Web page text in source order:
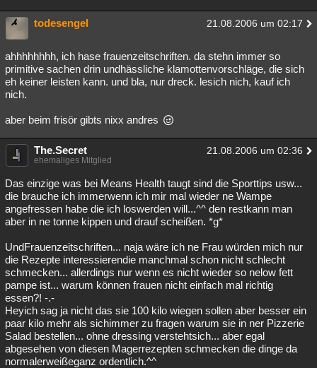
todesengel 21.08.2006 um 02:17
ahhhhhhhh, ich hase frauenzeitschriften. da stehn immer so
primitive sachen drin undhässliche klamottenvorschläge, die sich
eh keiner leisten kann. und bla, nur dreck. lesich nich, kauf ich
nich.
aber beim frisör gibts nixx andres
The.Secret 21.08.2006 um 02:36
ehemaliges Mitglied
Das einzige was bei Means Health taugt sind die Sporttips usw...
die brauche ich immerwenn ich mir mal wieder ne Wampe
angefressen habe die ich loswerden will...^^ den restkann man
aber in ne tonne kippen und drauf scheißen. *g*
UndFrauenzeitschriften... naja wäre ich ne Frau würden mich nur
die Rezepte interessierendie manchmal schon nicht schlecht
schmecken... allerdings nur wenn es nicht wieder so nelow fett
pampe ist... warum können frauen nicht einfach mal richtig
essen?! -.-
Heyich sag ja nicht das sie 100 kilo wiegen sollen aber besser ein
paar kilo mehr als sichimmer zu fragen warum sie in ner Pizzerie
Salad bestellen... ohne dressing verstehtsich... aber egal
abgesehen von diesen Magerrezepten schmecken die dinge da
normalerweißeganz ordentlich.^^